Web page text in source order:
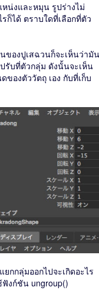
น่งและหมุน รูปร่างไม่
ก็ได้ ตราบใดที่เลือกที่ตัว
ของปูเสฉวนก็จะเห็นว่ามัน
รับที่ตัวกลุ่ม ดังนั้นจะเห็น
องตัววัตถุ เอง กับที่เก็บ
กกลุ่มออกไปจะเกิดอะไร
งก์ชัน ungroup()